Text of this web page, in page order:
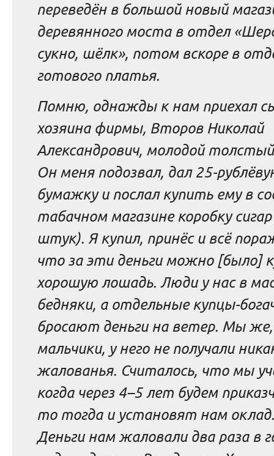
переведён в большой новый
деревянного моста в отдел
сукно, шёлк», потом вскоре в
готового платья.
Помню, однажды к нам приехал
хозяина фирмы, Второв Николай
Александрович, молодой
Он меня подозвал, дал 25-
бумажку и послал купить ему в
табачном магазине коробку
штук). Я купил, принёс и всё
что за эти деньги можно [было]
хорошую лошадь. Люди у нас в
бедняки, а отдельные купцы-
бросают деньги на ветер. Мы же,
мальчики, у него не получали
жалованья. Считалось, что мы
когда через 4–5 лет будем
то тогда и установят нам оклад.
Деньги нам жаловали два раза в